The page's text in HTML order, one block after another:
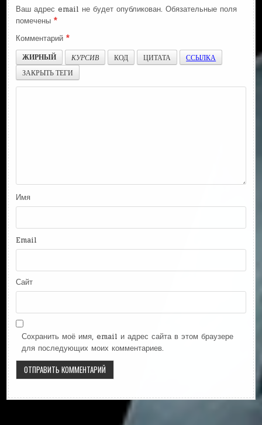
Ваш адрес email не будет опубликован. Обязательные поля
помечены*
Комментарий*
ЖИРНЫЙ
КУРСИВ КОД ЦИТАТА
ССЫЛКА
ЗАКРЫТЬ ТЕГИ
Имя
Email
Сайт
Сохранить моё имя, email и адрес сайта в этом браузере
для последующих моих комментариев.